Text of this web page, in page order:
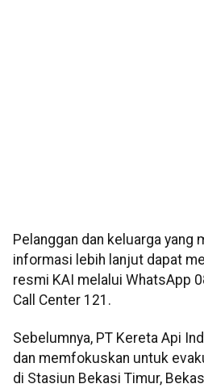
Pelanggan dan keluarga yang
informasi lebih lanjut dapat
resmi KAI melalui WhatsApp
Call Center 121.
Sebelumnya, PT Kereta Api
dan memfokuskan untuk
di Stasiun Bekasi Timur,